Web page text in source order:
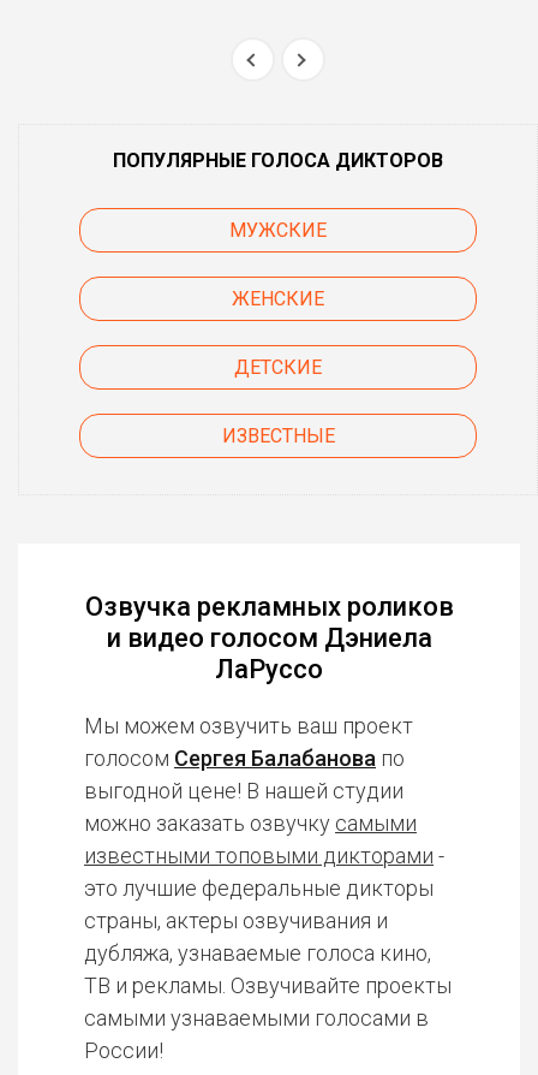
ПОПУЛЯРНЫЕ ГОЛОСА ДИКТОРОВ
МУЖСКИЕ
ЖЕНСКИЕ
ДЕТСКИЕ
ИЗВЕСТНЫЕ
Озвучка рекламных роликов
и видео голосом Дэниела
ЛаРуссо
Мы можем озвучить ваш проект
голосом Сергея Балабанова по
выгодной цене! В нашей студии
можно заказать озвучку самыми
известными топовыми дикторами -
это лучшие федеральные дикторы
страны, актеры озвучивания и
дубляжа, узнаваемые голоса кино,
ТВ и рекламы. Озвучивайте проекты
самыми узнаваемыми голосами в
России!